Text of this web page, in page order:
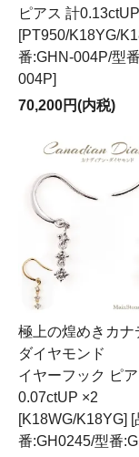
ピアス 計
[PT950/K18YG/
番:GHN-004P/型
004P]
70,200円(内税)
極上の煌めきカナ
ダイヤモンド
イヤーフック ピ
0.07ctUP ×2
[K18WG/K18YG] [
番:GH0245/型番